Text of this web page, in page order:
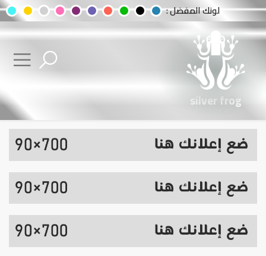
لونك المفضل :
silver frog